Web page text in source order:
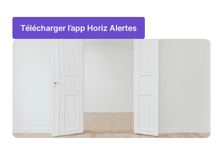
Télécharger l’app Horiz Alertes